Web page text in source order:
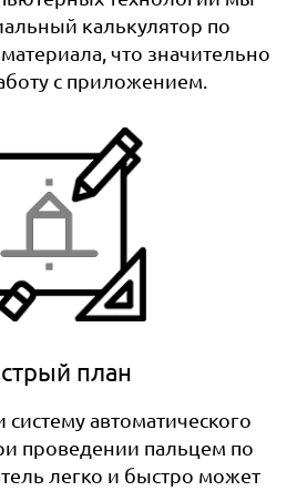
калькулятор по
что значительно
с приложением.
план
автоматического
проведении пальцем по
легко и быстро может